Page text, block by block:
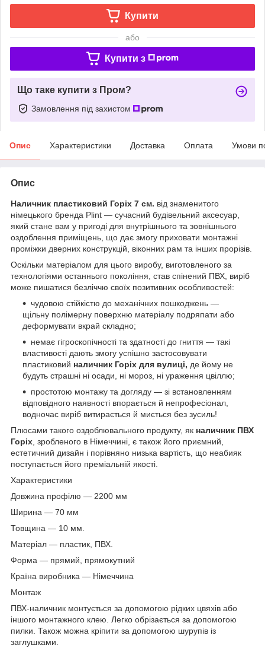
Купити
або
Купити з
Що таке купити з Пром?
Замовлення під захистом
Опис Характеристики Доставка Оплата Умови
Опис
Наличник пластиковий Горіх 7 см. від знаменитого
німецького бренда Plint — сучасний будівельний аксесуар,
який стане вам у пригоді для внутрішнього та зовнішнього
оздоблення приміщень, що дає змогу приховати монтажні
проміжки дверних конструкцій, віконних рам та інших прорізів.
Оскільки матеріалом для цього виробу, виготовленого за
технологіями останнього покоління, став спінений ПВХ, виріб
може пишатися безліччю своїх позитивних особливостей:
чудовою стійкістю до механічних пошкоджень —
щільну полімерну поверхню матеріалу подряпати або
деформувати вкрай складно;
немає гігроскопічності та здатності до гниття — такі
властивості дають змогу успішно застосовувати
пластиковий наличник Горіх для вулиці, де йому не
будуть страшні ні осади, ні мороз, ні ураження цвіллю;
простотою монтажу та догляду — зі встановленням
відповідного наявності впорається й непрофесіонал,
водночас виріб витирається й миється без зусиль!
Плюсами такого оздоблювального продукту, як наличник ПВХ
Горіх , зробленого в Німеччині, є також його приємний,
естетичний дизайн і порівняно низька вартість, що неабияк
поступається його преміальній якості.
Характеристики
Довжина профілю — 2200 мм
Ширина — 70 мм
Товщина — 10 мм.
Матеріал — пластик, ПВХ.
Форма — прямий, прямокутний
Країна виробника — Німеччина
Монтаж
ПВХ-наличник монтується за допомогою рідких цвяхів або
іншого монтажного клею. Легко обрізається за допомогою
пилки. Також можна кріпити за допомогою шурупів із
заглушками.